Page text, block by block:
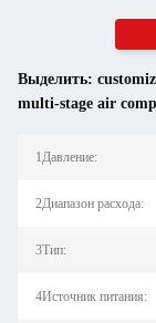
Выделить:
multi-stage air
1Давление:
2Диапазон расхода:
3Тип:
4Источник питания: